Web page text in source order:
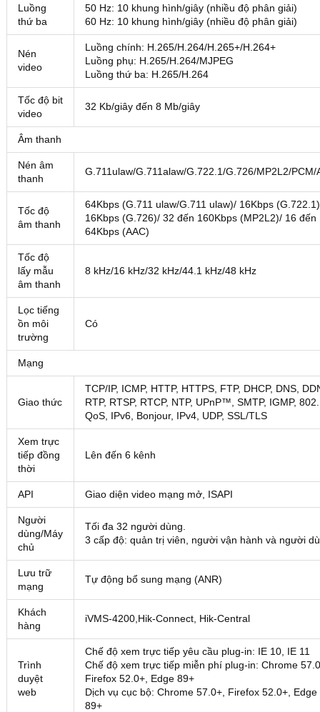
Luồng
thứ ba
50 Hz: 10 khung hình/giây (nhiều độ phân giải)
60 Hz: 10 khung hình/giây (nhiều độ phân giải)
Nén
video
Luồng chính: H.265/H.264/H.265+/H.264+
Luồng phụ: H.265/H.264/MJPEG
Luồng thứ ba: H.265/H.264
Tốc độ bit
video
32 Kb/giây đến 8 Mb/giây
Âm thanh
Nén âm
thanh
G.711ulaw/G.711alaw/G.722.1/G.726/MP2L2/PCM/
Tốc độ
âm thanh
64Kbps (G.711 ulaw/G.711 ulaw)/ 16Kbps
16Kbps (G.726)/ 32 đến 160Kbps (MP2L2)/ 16 đến
64Kbps (AAC)
Tốc độ
lấy mẫu
âm thanh
8 kHz/16 kHz/32 kHz/44.1 kHz/48 kHz
Lọc tiếng
ồn môi
trường
Có
Mạng
Giao thức
TCP/IP, ICMP, HTTP, HTTPS, FTP, DHCP, DNS,
RTP, RTSP, RTCP, NTP, UPnP™, SMTP, IGMP,
QoS, IPv6, Bonjour, IPv4, UDP, SSL/TLS
Xem trực
tiếp đồng
thời
Lên đến 6 kênh
API Giao diện video mạng mở, ISAPI
Người
dùng/Máy
chủ
Tối đa 32 người dùng.
3 cấp độ: quản trị viên, người vận hành và người
Lưu trữ
mạng
Tự động bổ sung mạng (ANR)
Khách
hàng
iVMS-4200,Hik-Connect, Hik-Central
Trình
duyệt
web
Chế độ xem trực tiếp yêu cầu plug-in: IE 10, IE 11
Chế độ xem trực tiếp miễn phí plug-in: Chrome
Firefox 52.0+, Edge 89+
Dịch vụ cục bộ: Chrome 57.0+, Firefox 52.0+, Edge
89+